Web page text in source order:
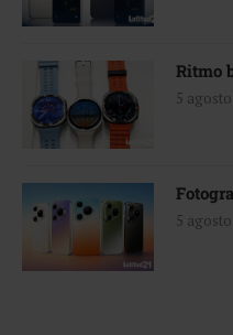
Ritmo
5
5